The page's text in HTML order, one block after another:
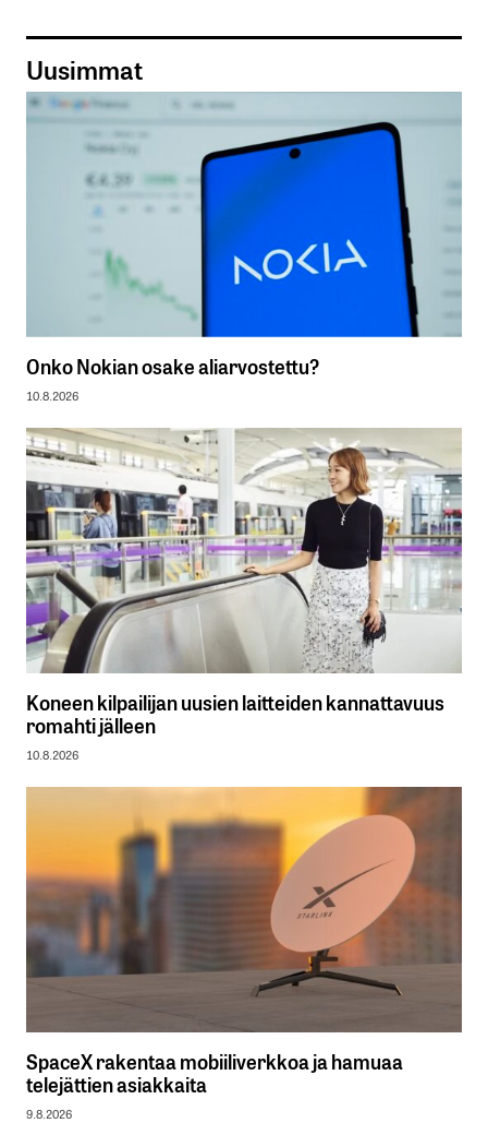
Uusimmat
Onko Nokian osake aliarvostettu?
10.8.2026
Koneen kilpailijan uusien laitteiden kannattavuus
romahti jälleen
10.8.2026
SpaceX rakentaa mobiiliverkkoa ja hamuaa
telejättien asiakkaita
9.8.2026